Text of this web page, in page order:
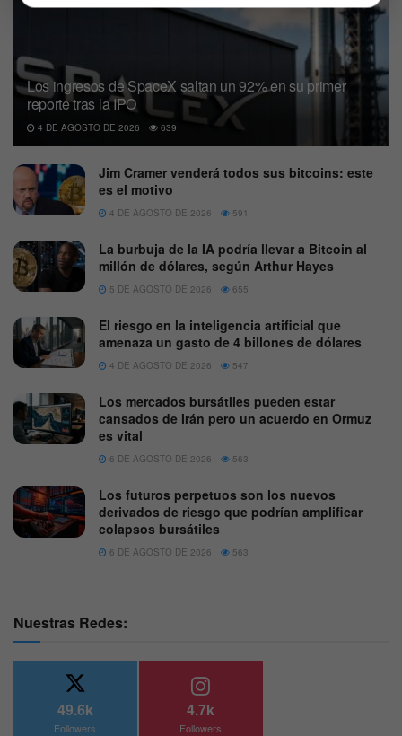
Los ingresos de SpaceX saltan un 92% en su primer
reporte tras la IPO
4 DE AGOSTO DE 2026 639
Jim Cramer venderá todos sus bitcoins: este
es el motivo
4 DE AGOSTO DE 2026 591
La burbuja de la IA podría llevar a Bitcoin al
millón de dólares, según Arthur Hayes
5 DE AGOSTO DE 2026 655
El riesgo en la inteligencia artificial que
amenaza un gasto de 4 billones de dólares
4 DE AGOSTO DE 2026 547
Los mercados bursátiles pueden estar
cansados de Irán pero un acuerdo en Ormuz
es vital
6 DE AGOSTO DE 2026 563
Los futuros perpetuos son los nuevos
derivados de riesgo que podrían amplificar
colapsos bursátiles
6 DE AGOSTO DE 2026 563
Nuestras Redes:
49.6k
Followers
4.7k
Followers